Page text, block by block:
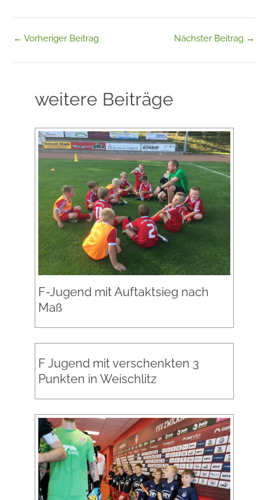
← Vorheriger Beitrag Nächster Beitrag →
weitere Beiträge
F-Jugend mit Auftaktsieg nach
Maß
F Jugend mit verschenkten 3
Punkten in Weischlitz